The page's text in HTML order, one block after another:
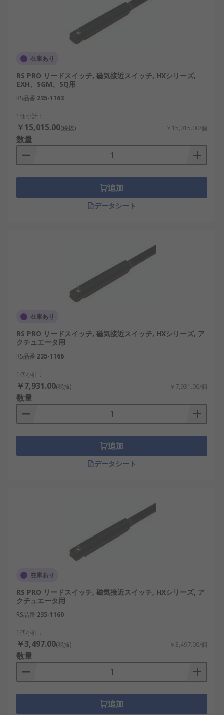
在庫あり
RS PRO リードスイッチ, 磁気接近スイッチ, HXシリーズ,
EXH、SGM、SQ用
RS品番 235-1163
1個小計：
￥15,015.00(税抜) ￥15,015.00/個
数量
追加
データシート
在庫あり
RS PRO リードスイッチ, 磁気接近スイッチ, HXシリーズ, ア
クチュエータ用
RS品番 235-1166
1個小計：
￥7,931.00(税抜) ￥7,931.00/個
数量
追加
データシート
在庫あり
RS PRO リードスイッチ, 磁気接近スイッチ, HXシリーズ, ア
クチュエータ用
RS品番 235-1160
1個小計：
￥3,497.00(税抜) ￥3,497.00/個
数量
追加